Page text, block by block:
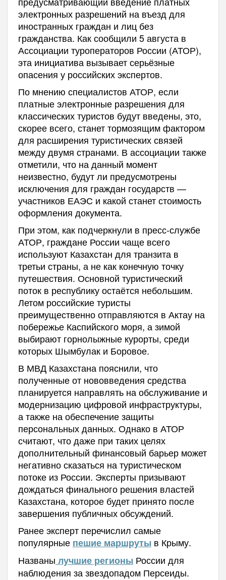
электронных разрешений на въезд для
иностранных граждан и лиц без
гражданства. Как сообщили 5 августа в
Ассоциации туроператоров России (АТОР),
эта инициатива вызывает серьёзные
опасения у российских экспертов.
По мнению специалистов АТОР, если
платные электронные разрешения для
классических туристов будут введены, это,
скорее всего, станет тормозящим фактором
для расширения туристических связей
между двумя странами. В ассоциации также
отметили, что на данный момент
неизвестно, будут ли предусмотрены
исключения для граждан государств —
участников ЕАЭС и какой станет стоимость
оформления документа.
При этом, как подчеркнули в пресс-службе
АТОР, граждане России чаще всего
используют Казахстан для транзита в
третьи страны, а не как конечную точку
путешествия. Основной туристический
поток в республику остаётся небольшим.
Летом российские туристы
преимущественно отправляются в Актау на
побережье Каспийского моря, а зимой
выбирают горнолыжные курорты, среди
которых Шымбулак и Боровое.
В МВД Казахстана пояснили, что
полученные от нововведения средства
планируется направлять на обслуживание и
модернизацию цифровой инфраструктуры,
а также на обеспечение защиты
персональных данных. Однако в АТОР
считают, что даже при таких целях
дополнительный финансовый барьер может
негативно сказаться на туристическом
потоке из России. Эксперты призывают
дождаться финального решения властей
Казахстана, которое будет принято после
завершения публичных обсуждений.
Ранее эксперт перечислил самые
популярные пешие маршруты в Крыму.
Названы лучшие регионы России для
наблюдения за звездопадом Персеиды.